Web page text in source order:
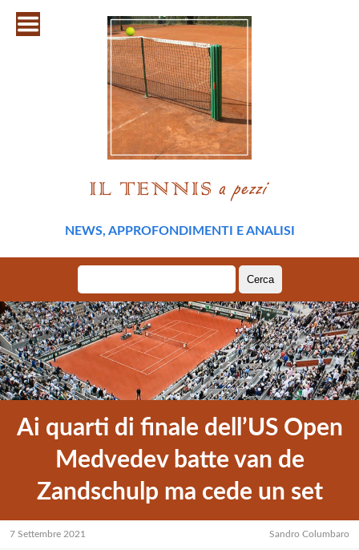
NEWS, APPROFONDIMENTI E ANALISI
per:
Ai quarti di finale dell’US Open
Medvedev batte van de
Zandschulp ma cede un set
7 Settembre 2021 Sandro Columbaro